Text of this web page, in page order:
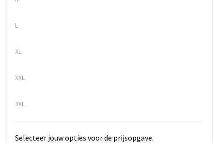
L
XL
XXL
3XL
Selecteer jouw opties voor de prijsopgave.